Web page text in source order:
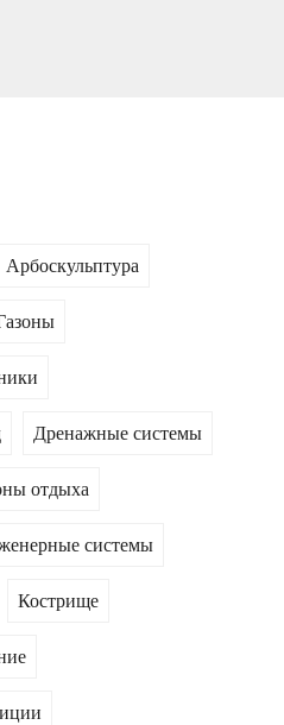
Арбоскульптура
Дренажные системы
отдыха
системы
Кострище